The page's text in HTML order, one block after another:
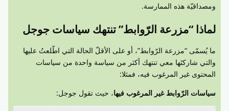
ومصداقيّة هذه الممارسة.
لماذا “مزرعة الرّوابط” تنتهك سياسات جوجل
ما يُسمّى “مزرعة الرّوابط”، أو على الأقلّ الحالة التي اطّلعتُ عليها
والتي شاركتَها معي تنتهك أكثر من سياسة واحدة من سياسات
المحتوى غير المرغوب فيه، فمثلا:
سياسات الرّوابط غير المرغوب فيها، حيث تقول جوجل: